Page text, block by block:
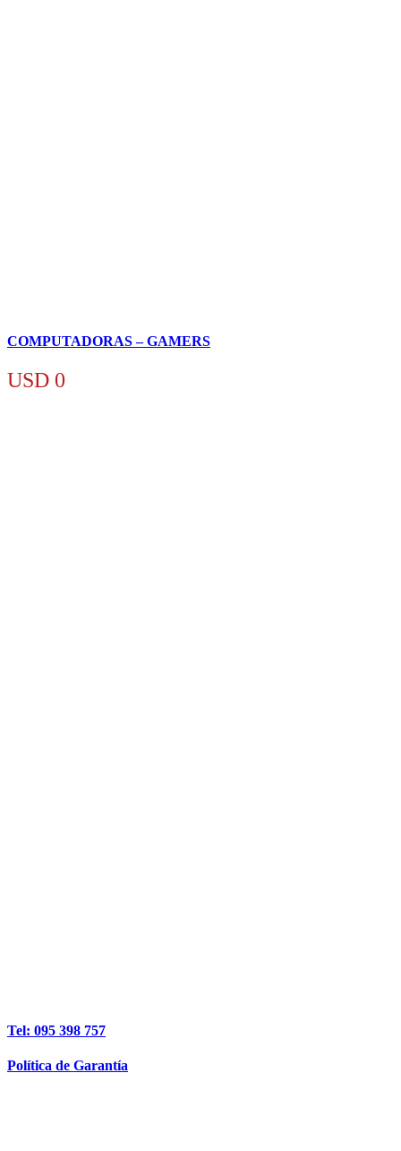
COMPUTADORAS – GAMERS
USD 0
Tel: 095 398 757
Política de Garantía